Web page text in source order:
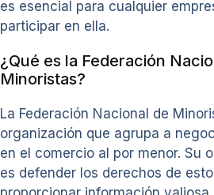
es esencial para cualquier
participar en ella.
¿Qué es la Federación
Minoristas?
La Federación Nacional de
organización que agrupa a
en el comercio al por menor. Su
es defender los derechos de